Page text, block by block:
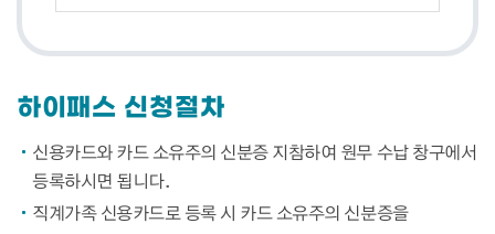
하이패스 신청절차
신용카드와 카드 소유주의 신분증 지참하여 원무 수납 창구에서
등록하시면 됩니다.
직계가족 신용카드로 등록 시 카드 소유주의 신분증을